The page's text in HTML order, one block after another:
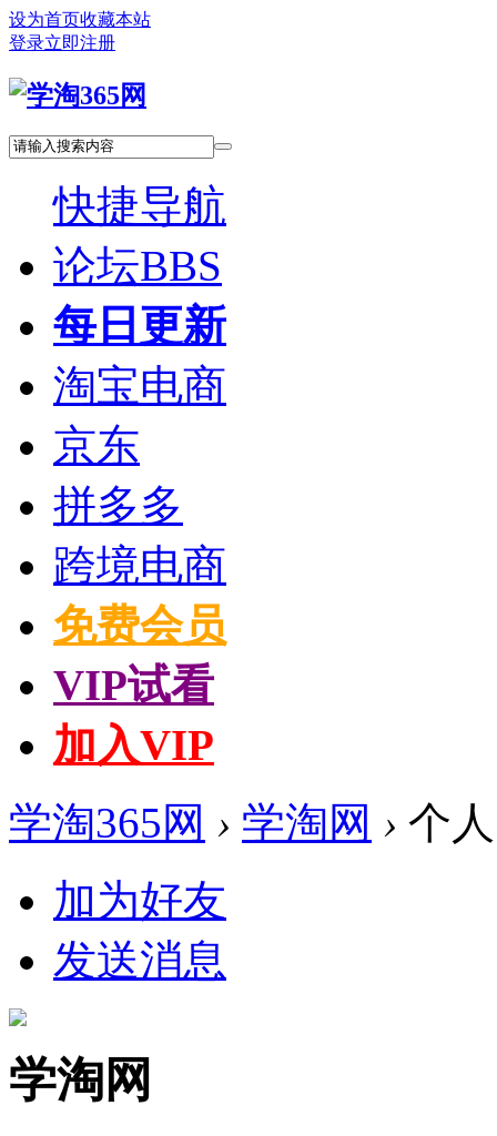
设为首页收藏本站
登录立即注册
快捷导航
论坛BBS
每日更新
淘宝电商
京东
拼多多
跨境电商
免费会员
VIP试看
加入VIP
学淘365网 › 学淘网 › 个
加为好友
发送消息
学淘网